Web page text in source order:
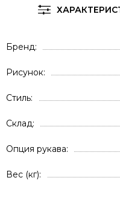
Бренд
Рисунок
Стиль
Склад
Опция рукава
Вес (кг)